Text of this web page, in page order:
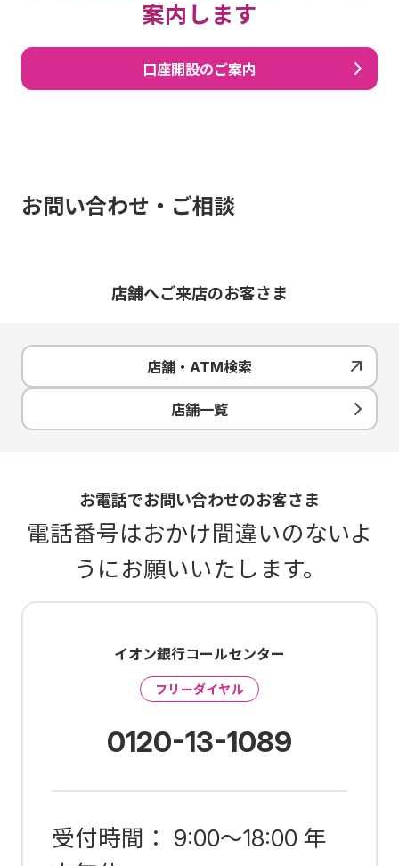
案内します
口座開設のご案内
お問い合わせ・ご相談
店舗へご来店のお客さま
店舗・ATM検索
店舗一覧
お電話でお問い合わせのお客さま
電話番号はおかけ間違いのないよ
うにお願いいたします。
イオン銀行コールセンター
フリーダイヤル
0120-13-1089
受付時間： 9:00～18:00 年